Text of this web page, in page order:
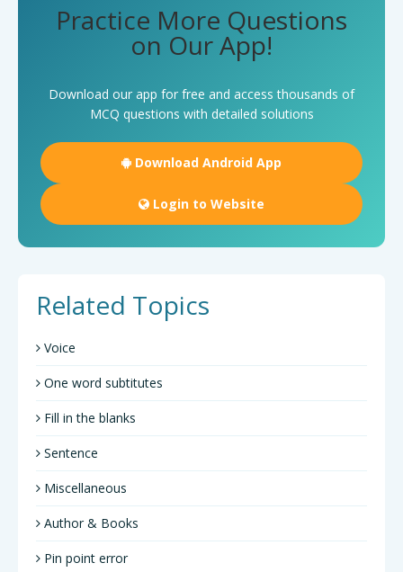
Practice More Questions
on Our App!
Download our app for free and access thousands of
MCQ questions with detailed solutions
Download Android App
Login to Website
Related Topics
Voice
One word subtitutes
Fill in the blanks
Sentence
Miscellaneous
Author & Books
Pin point error